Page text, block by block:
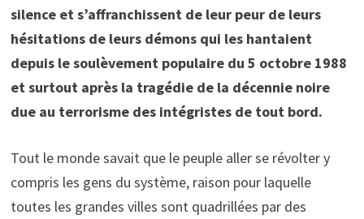
silence et s’affranchissent de leur peur de leurs
hésitations de leurs démons qui les hantaient
depuis le soulèvement populaire du 5 octobre 1988
et surtout après la tragédie de la décennie noire
due au terrorisme des intégristes de tout bord.
Tout le monde savait que le peuple aller se révolter y
compris les gens du système, raison pour laquelle
toutes les grandes villes sont quadrillées par des